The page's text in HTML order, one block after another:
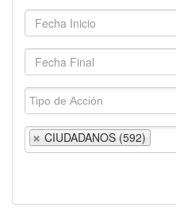
CIUDADANOS (592)